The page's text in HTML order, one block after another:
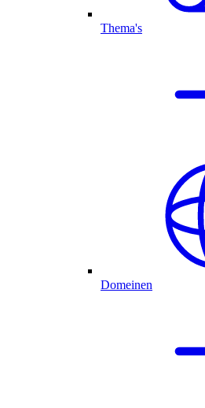
Thema's
Domeinen